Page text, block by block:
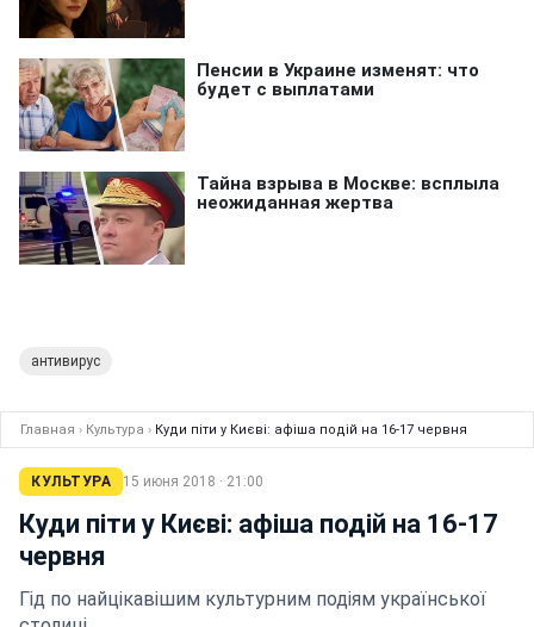
антивирус
Главная › Культура › Куди піти у Києві: афіша подій на 16-17 червня
КУЛЬТУРА 15 июня 2018 · 21:00
Куди піти у Києві: афіша подій на 16-17
червня
Гід по найцікавішим культурним подіям української